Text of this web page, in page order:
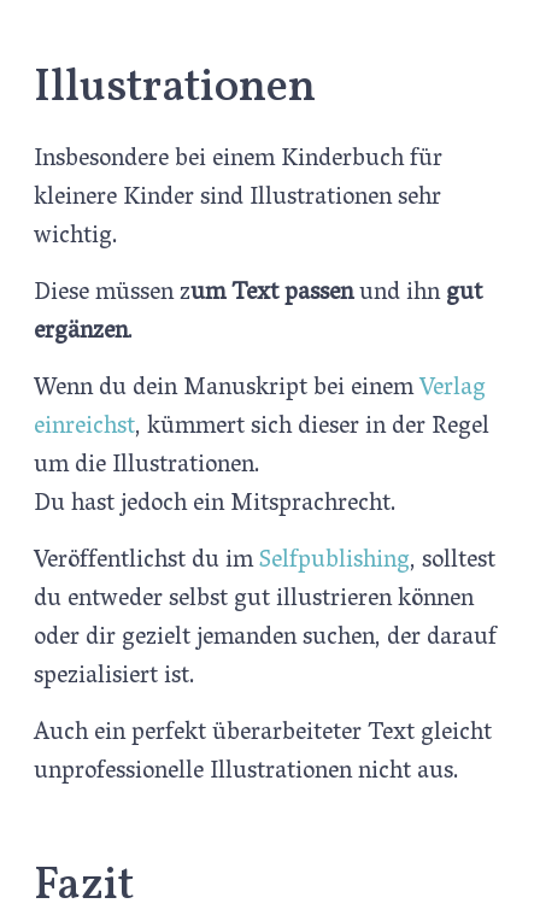
Illustrationen
Insbesondere bei einem Kinderbuch für
kleinere Kinder sind Illustrationen sehr
wichtig.
Diese müssen zum Text passenund ihngut
ergänzen.
Wenn du dein Manuskript bei einemVerlag
einreichst, kümmert sich dieser in der Regel
um die Illustrationen.
Du hast jedoch ein Mitsprachrecht.
Veröffentlichst du imSelfpublishing, solltest
du entweder selbst gut illustrieren können
oder dir gezielt jemanden suchen, der darauf
spezialisiert ist.
Auch ein perfekt überarbeiteter Text gleicht
unprofessionelle Illustrationen nicht aus.
Fazit